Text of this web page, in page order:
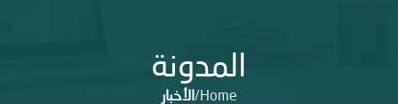
المدونة
Home الأخبار